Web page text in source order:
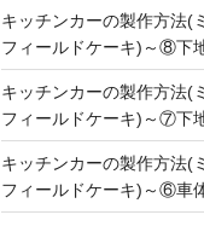
キッチンカーの製作方
フィールドケーキ)～⑧下
キッチンカーの製作方
フィールドケーキ)～⑦下
キッチンカーの製作方
フィールドケーキ)～⑥車